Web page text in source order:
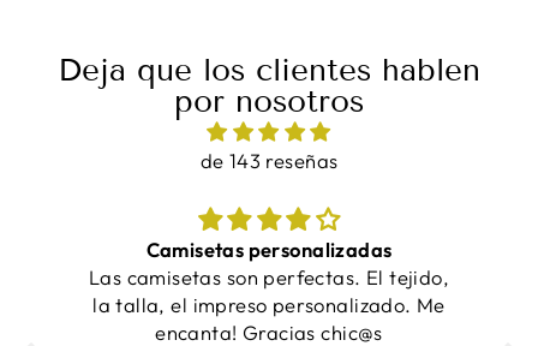
Deja que los clientes hablen
por nosotros
de 143 reseñas
Camisetas personalizadas
Las camisetas son perfectas. El tejido,
la talla, el impreso personalizado. Me
encanta! Gracias chic@s